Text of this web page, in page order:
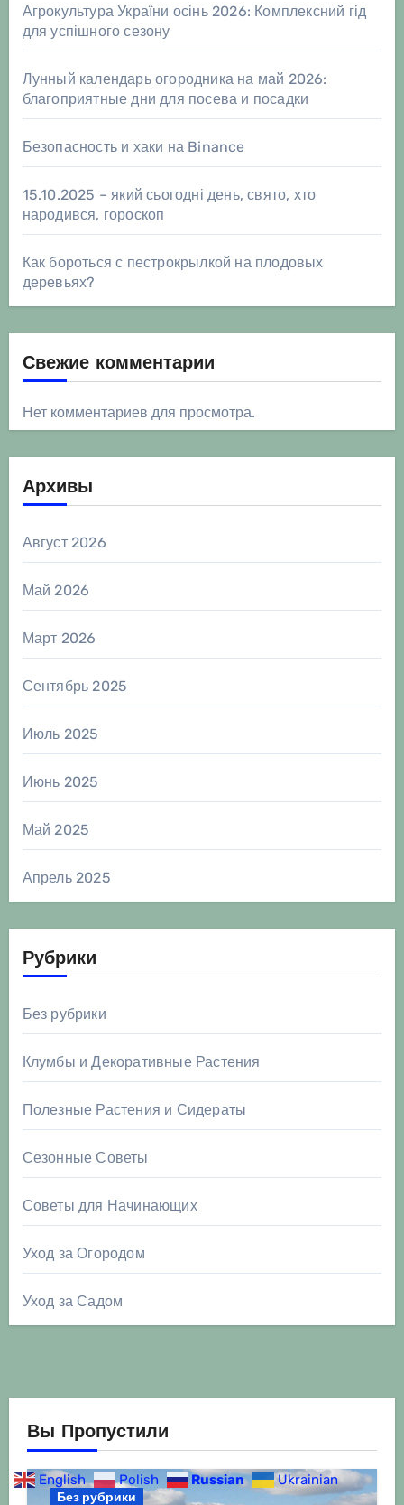
Агрокультура України осінь 2026: Комплексний гід
для успішного сезону
Лунный календарь огородника на май 2026:
благоприятные дни для посева и посадки
Безопасность и хаки на Binance
15.10.2025 – який сьогодні день, свято, хто
народився, гороскоп
Как бороться с пестрокрылкой на плодовых
деревьях?
Свежие комментарии
Нет комментариев для просмотра.
Архивы
Август 2026
Май 2026
Март 2026
Сентябрь 2025
Июль 2025
Июнь 2025
Май 2025
Апрель 2025
Рубрики
Без рубрики
Клумбы и Декоративные Растения
Полезные Растения и Сидераты
Сезонные Советы
Советы для Начинающих
Уход за Огородом
Уход за Садом
Вы Пропустили
Без рубрики
English Polish Russian Ukrainian